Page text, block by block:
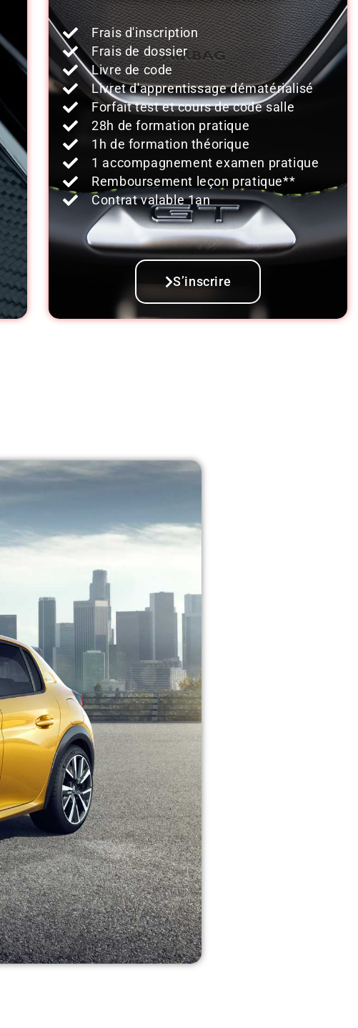
Frais d'inscription
Frais de dossier
Livre de code
Livret d'apprentissage dématérialisé
Forfait test et cours de code salle
28h de formation pratique
1h de formation théorique
1 accompagnement examen pratique
Remboursement leçon pratique**
Contrat valable 1an
S’inscrire